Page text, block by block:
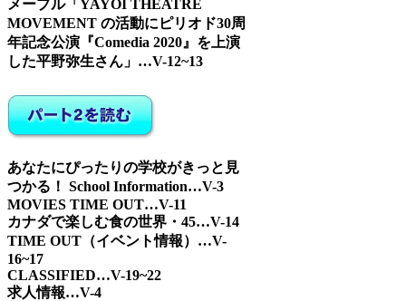
メープル「YAYOI THEATRE
MOVEMENT の活動にピリオド30周
年記念公演『Comedia 2020』を上演
した平野弥生さん」…V-12~13
あなたにぴったりの学校がきっと見
つかる！ School Information…V-3
MOVIES TIME OUT…V-11
カナダで楽しむ食の世界・45…V-14
TIME OUT（イベント情報）…V-
16~17
CLASSIFIED…V-19~22
求人情報…V-4